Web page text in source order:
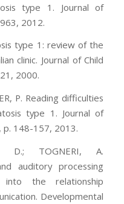
type 1. Journal of
2012.
type 1: review of the
clinic. Journal of Child
2000.
P. Reading difficulties
type 1. Journal of
p. 148-157, 2013.
D.; TOGNERI, A.
auditory processing
into the relationship
Developmental